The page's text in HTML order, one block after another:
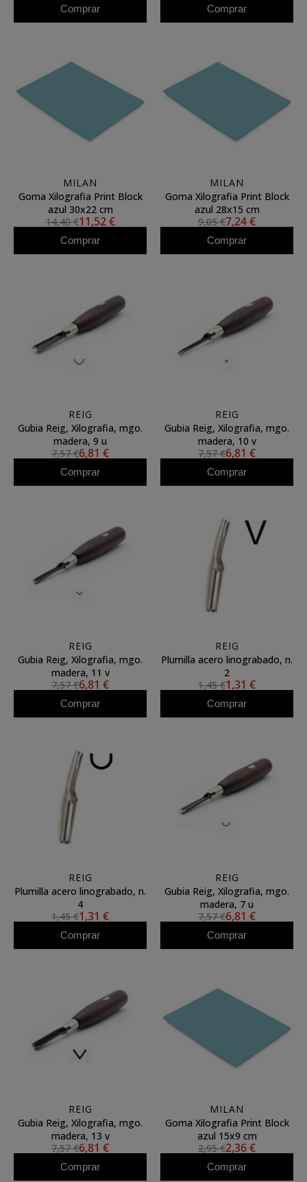
Comprar Comprar
MILAN
Goma Xilografia Print Block
azul 30x22 cm
14,40 €11,52 €
Comprar
MILAN
Goma Xilografia Print Block
azul 28x15 cm
9,05 €7,24 €
Comprar
REIG
Gubia Reig, Xilografia, mgo.
madera, 9 u
7,57 €6,81 €
Comprar
REIG
Gubia Reig, Xilografia, mgo.
madera, 10 v
7,57 €6,81 €
Comprar
REIG
Gubia Reig, Xilografia, mgo.
madera, 11 v
7,57 €6,81 €
Comprar
REIG
Plumilla acero linograbado, n.
2
1,45 €1,31 €
Comprar
REIG
Plumilla acero linograbado, n.
4
1,45 €1,31 €
Comprar
REIG
Gubia Reig, Xilografia, mgo.
madera, 7 u
7,57 €6,81 €
Comprar
REIG
Gubia Reig, Xilografia, mgo.
madera, 13 v
7,57 €6,81 €
Comprar
MILAN
Goma Xilografia Print Block
azul 15x9 cm
2,95 €2,36 €
Comprar